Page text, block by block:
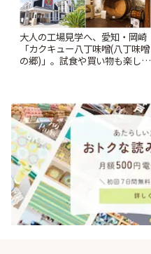
大人の工場見学へ、愛知・岡崎
「カクキュー八丁味噌(八丁味噌
の郷)」。試食や買い物も楽しみ